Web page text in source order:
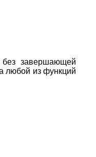
без завершающей
любой из функций